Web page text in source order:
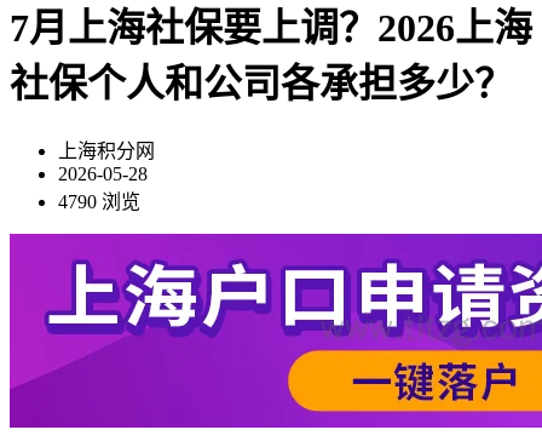
7月上海社保要上调？2026上海
社保个人和公司各承担多少？
上海积分网
2026-05-28
4790 浏览